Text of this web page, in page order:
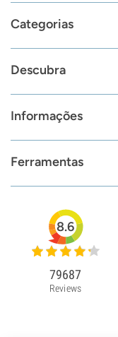
Categorias
Descubra
Informações
Ferramentas
8.6
79687
Reviews